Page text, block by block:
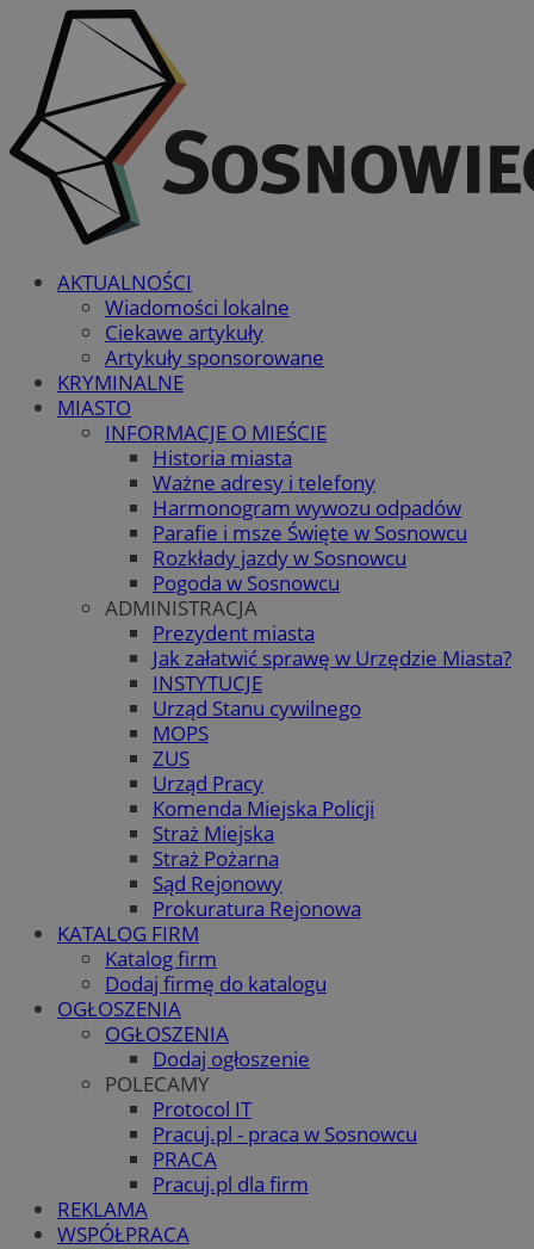
AKTUALNOŚCI
Wiadomości lokalne
Ciekawe artykuły
Artykuły sponsorowane
KRYMINALNE
MIASTO
INFORMACJE O MIEŚCIE
Historia miasta
Ważne adresy i telefony
Harmonogram wywozu odpadów
Parafie i msze Święte w Sosnowcu
Rozkłady jazdy w Sosnowcu
Pogoda w Sosnowcu
ADMINISTRACJA
Prezydent miasta
Jak załatwić sprawę w Urzędzie Miasta?
INSTYTUCJE
Urząd Stanu cywilnego
MOPS
ZUS
Urząd Pracy
Komenda Miejska Policji
Straż Miejska
Straż Pożarna
Sąd Rejonowy
Prokuratura Rejonowa
KATALOG FIRM
Katalog firm
Dodaj firmę do katalogu
OGŁOSZENIA
OGŁOSZENIA
Dodaj ogłoszenie
POLECAMY
Protocol IT
Pracuj.pl - praca w Sosnowcu
PRACA
Pracuj.pl dla firm
REKLAMA
WSPÓŁPRACA